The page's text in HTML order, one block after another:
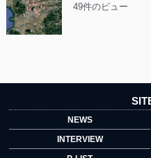
49件のビュー
NEWS
INTERVIEW